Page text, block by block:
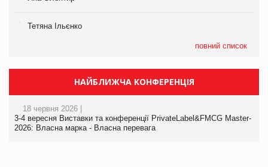
Тетяна Ільєнко
повний список
НАЙБЛИЖЧА КОНФЕРЕНЦІЯ
18 червня 2026 |
3-4 вересня Виставки та конференції PrivateLabel&FMCG Master-
2026: Власна марка - Власна перевага